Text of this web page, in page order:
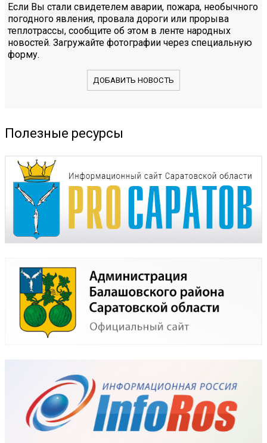
Если Вы стали свидетелем аварии, пожара, необычного
погодного явления, провала дороги или прорыва
теплотрассы, сообщите об этом в ленте народных
новостей. Загружайте фотографии через специальную
форму.
ДОБАВИТЬ НОВОСТЬ
Полезные ресурсы